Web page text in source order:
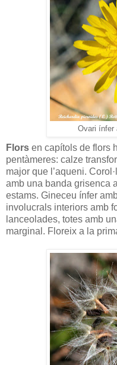
Ovari ínfer
Flors en capítols de flors
pentàmeres: calze
major que l’aqueni.
amb una banda grisenca
estams. Gineceu ínfer
involucrals interiors amb
lanceolades, totes amb
marginal. Floreix a la